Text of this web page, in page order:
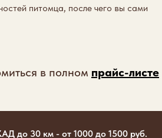
питомца, после чего вы сами
в полном прайс-листе
до 30 км - от 1000 до 1500 руб.